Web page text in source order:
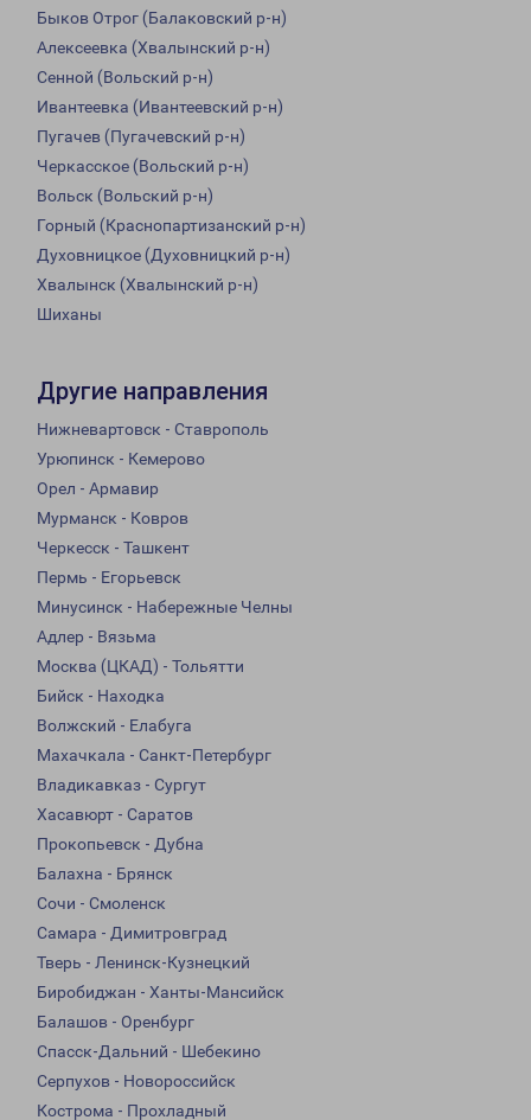
Быков Отрог (Балаковский р-н)
Алексеевка (Хвалынский р-н)
Сенной (Вольский р-н)
Ивантеевка (Ивантеевский р-н)
Пугачев (Пугачевский р-н)
Черкасское (Вольский р-н)
Вольск (Вольский р-н)
Горный (Краснопартизанский р-н)
Духовницкое (Духовницкий р-н)
Хвалынск (Хвалынский р-н)
Шиханы
Другие направления
Нижневартовск - Ставрополь
Урюпинск - Кемерово
Орел - Армавир
Мурманск - Ковров
Черкесск - Ташкент
Пермь - Егорьевск
Минусинск - Набережные Челны
Адлер - Вязьма
Москва (ЦКАД) - Тольятти
Бийск - Находка
Волжский - Елабуга
Махачкала - Санкт-Петербург
Владикавказ - Сургут
Хасавюрт - Саратов
Прокопьевск - Дубна
Балахна - Брянск
Сочи - Смоленск
Самара - Димитровград
Тверь - Ленинск-Кузнецкий
Биробиджан - Ханты-Мансийск
Балашов - Оренбург
Спасск-Дальний - Шебекино
Серпухов - Новороссийск
Кострома - Прохладный